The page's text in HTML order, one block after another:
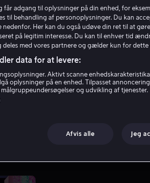
Chun
får adgang til oplysninger på din enhed, for
til behandling af personoplysninger. Du kan
Her kan du også udøve din ret til at gøre
på legitim interesse. Du kan til enhver tid
deles med vores partnere og gælder kun for dette
data for at levere:
Aktivt scanne enhedskarakteristika
oplysninger på en enhed. Tilpasset annoncering
og udvikling af tjenester.
Afvis alle Jeg